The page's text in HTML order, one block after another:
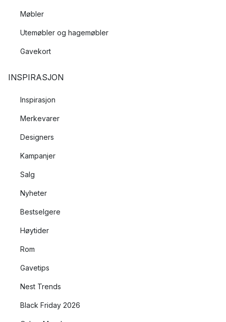
Møbler
Utemøbler og hagemøbler
Gavekort
INSPIRASJON
Inspirasjon
Merkevarer
Designers
Kampanjer
Salg
Nyheter
Bestselgere
Høytider
Rom
Gavetips
Nest Trends
Black Friday 2026